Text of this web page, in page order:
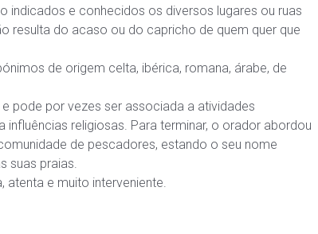
indicados e conhecidos os diversos lugares ou ruas
resulta do acaso ou do capricho de quem quer que
de origem celta, ibérica, romana, árabe, de
pode por vezes ser associada a atividades
religiosas. Para terminar, o orador abordou
de pescadores, estando o seu nome
suas praias.
e muito interveniente.